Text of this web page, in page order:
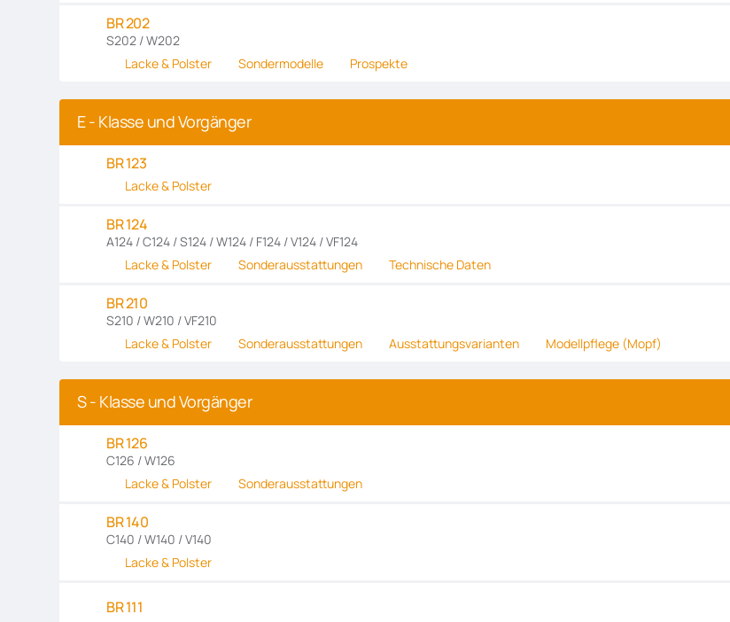
BR 202
S202 / W202
Lacke & Polster
Sondermodelle Prospekte
E - Klasse und Vorgänger
BR 123
Lacke & Polster
BR 124
A124 / C124 / S124 / W124 / F124 / V124 / VF124
Lacke & Polster
Sonderausstattungen Technische Daten
BR 210
S210 / W210 / VF210
Lacke & Polster
Sonderausstattungen Ausstattungsvarianten Modellpflege (Mopf)
S - Klasse und Vorgänger
BR 126
C126 / W126
Lacke & Polster
Sonderausstattungen
BR 140
C140 / W140 / V140
Lacke & Polster
BR 111